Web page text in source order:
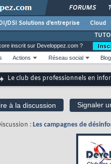
FORUMS
DSI Solutions d'entreprise Cloud
inscrit sur Developpez.com ?
Actions Réseau social
Le club des professionnels en
à la discussion Signaler
: Les campagnes de